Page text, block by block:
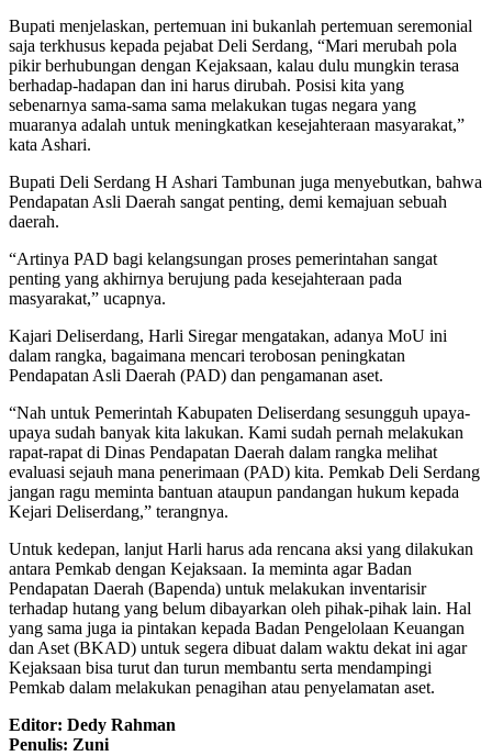
Bupati menjelaskan, pertemuan ini bukanlah pertemuan seremonial
saja terkhusus kepada pejabat Deli Serdang, “Mari merubah pola
pikir berhubungan dengan Kejaksaan, kalau dulu mungkin terasa
berhadap-hadapan dan ini harus dirubah. Posisi kita yang
sebenarnya sama-sama sama melakukan tugas negara yang
muaranya adalah untuk meningkatkan kesejahteraan masyarakat,”
kata Ashari.
Bupati Deli Serdang H Ashari Tambunan juga menyebutkan, bahwa
Pendapatan Asli Daerah sangat penting, demi kemajuan sebuah
daerah.
“Artinya PAD bagi kelangsungan proses pemerintahan sangat
penting yang akhirnya berujung pada kesejahteraan pada
masyarakat,” ucapnya.
Kajari Deliserdang, Harli Siregar mengatakan, adanya MoU ini
dalam rangka, bagaimana mencari terobosan peningkatan
Pendapatan Asli Daerah (PAD) dan pengamanan aset.
“Nah untuk Pemerintah Kabupaten Deliserdang sesungguh upaya-
upaya sudah banyak kita lakukan. Kami sudah pernah melakukan
rapat-rapat di Dinas Pendapatan Daerah dalam rangka melihat
evaluasi sejauh mana penerimaan (PAD) kita. Pemkab Deli Serdang
jangan ragu meminta bantuan ataupun pandangan hukum kepada
Kejari Deliserdang,” terangnya.
Untuk kedepan, lanjut Harli harus ada rencana aksi yang dilakukan
antara Pemkab dengan Kejaksaan. Ia meminta agar Badan
Pendapatan Daerah (Bapenda) untuk melakukan inventarisir
terhadap hutang yang belum dibayarkan oleh pihak-pihak lain. Hal
yang sama juga ia pintakan kepada Badan Pengelolaan Keuangan
dan Aset (BKAD) untuk segera dibuat dalam waktu dekat ini agar
Kejaksaan bisa turut dan turun membantu serta mendampingi
Pemkab dalam melakukan penagihan atau penyelamatan aset.
Editor: Dedy Rahman
Penulis: Zuni